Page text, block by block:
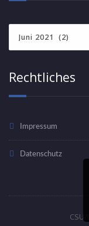
Rechtliches
Impressum
Datenschutz